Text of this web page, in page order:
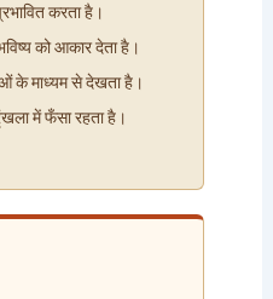
करता है।
को आकार देता है।
के माध्यम से देखता है।
में फँसा रहता है।